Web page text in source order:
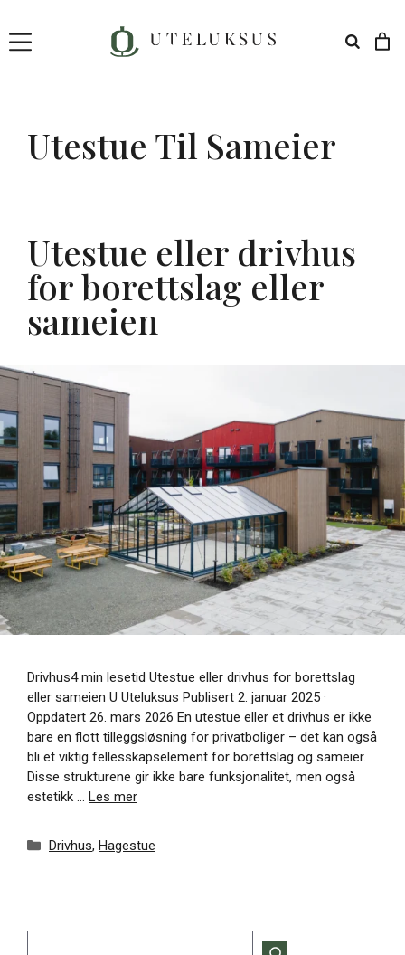
innhold
Utestue Til Sameier
Utestue eller drivhus
for borettslag eller
sameien
Drivhus4 min lesetid Utestue eller drivhus for borettslag
eller sameien U Uteluksus Publisert 2. januar 2025 ·
Oppdatert 26. mars 2026 En utestue eller et drivhus er ikke
bare en flott tilleggsløsning for privatboliger – det kan også
bli et viktig fellesskapselement for borettslag og sameier.
Disse strukturene gir ikke bare funksjonalitet, men også
estetikk … Les mer
Kategorier
Drivhus, Hagestue